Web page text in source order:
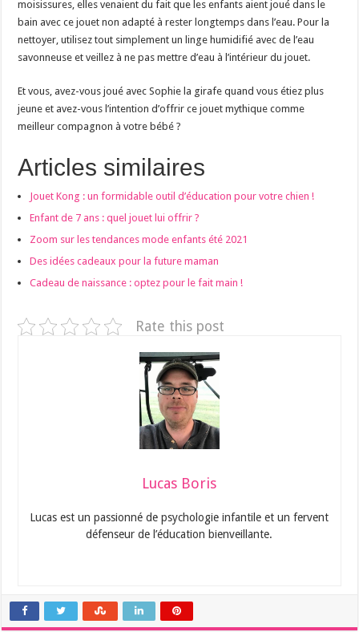
moisissures, elles venaient du fait que les enfants aient joué dans le
bain avec ce jouet non adapté à rester longtemps dans l’eau. Pour la
nettoyer, utilisez tout simplement un linge humidifié avec de l’eau
savonneuse et veillez à ne pas mettre d’eau à l’intérieur du jouet.
Et vous, avez-vous joué avec Sophie la girafe quand vous étiez plus
jeune et avez-vous l’intention d’offrir ce jouet mythique comme
meilleur compagnon à votre bébé ?
Articles similaires
Jouet Kong : un formidable outil d’éducation pour votre chien !
Enfant de 7 ans : quel jouet lui offrir ?
Zoom sur les tendances mode enfants été 2021
Des idées cadeaux pour la future maman
Cadeau de naissance : optez pour le fait main !
Rate this post
Lucas Boris
Lucas est un passionné de psychologie infantile et un fervent
défenseur de l’éducation bienveillante.